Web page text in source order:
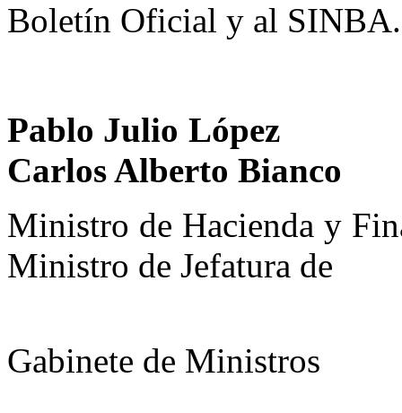
Boletín Oficial y al
Pablo
Carlos Alberto Bianco
Ministro de
Ministro de Jefatura de
Gabinete de Ministros